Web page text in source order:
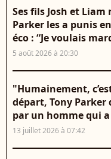
Ses fils Josh et
Parker les a punis
éco : “Je voulais
5 août 2026 à 20:30
"Humainement,
départ, Tony Parker
par un homme qui
13 juillet 2026 à 07:42